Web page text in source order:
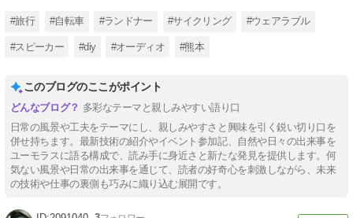
#旅行 #自転車 #ランドナー #サイクリング #ウェアラブル
#スピーカー #diy #オーディオ #熊本
このブログのここがポイント
多彩なテーマと親しみやすい語り口
日常の風景や工夫をテーマにし、親しみやすさと興味を引く鋭い切り口を
併せ持ちます。最新技術の紹介やイベント参加記、自然や日々の出来事を
ユーモラスに語る構成で、読み手に身近さと新たな発見を提供します。何
気ない風景や日常の出来事を通じて、読者の好奇心を刺激しながら、未来
の技術や仕事の裏側も巧みに織り込む展開です。